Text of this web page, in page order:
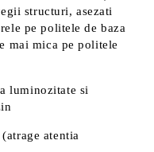
structuri, asezati
pe politele de baza
mai mica pe politele
luminozitate si
atentia